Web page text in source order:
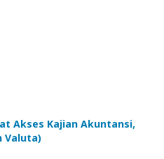
Akses Kajian Akuntansi,
Valuta)